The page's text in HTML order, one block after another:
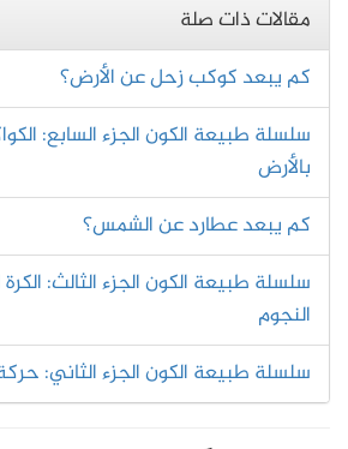
مقالات ذات صلة
كم يبعد كوكب زحل عن الأرض؟
سلسلة طبيعة الكون الجزء السابع:
بالأرض
كم يبعد عطارد عن الشمس؟
سلسلة طبيعة الكون الجزء الثالث:
النجوم
سلسلة طبيعة الكون الجزء الثاني: